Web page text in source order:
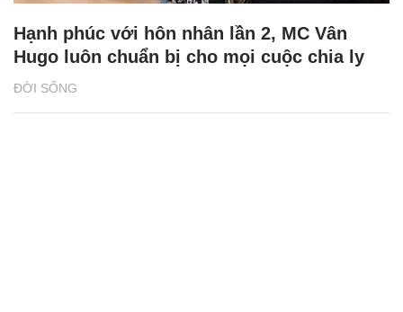
ĐỜI SỐNG
Hạnh phúc với hôn nhân lần 2, MC Vân
Hugo luôn chuẩn bị cho mọi cuộc chia ly